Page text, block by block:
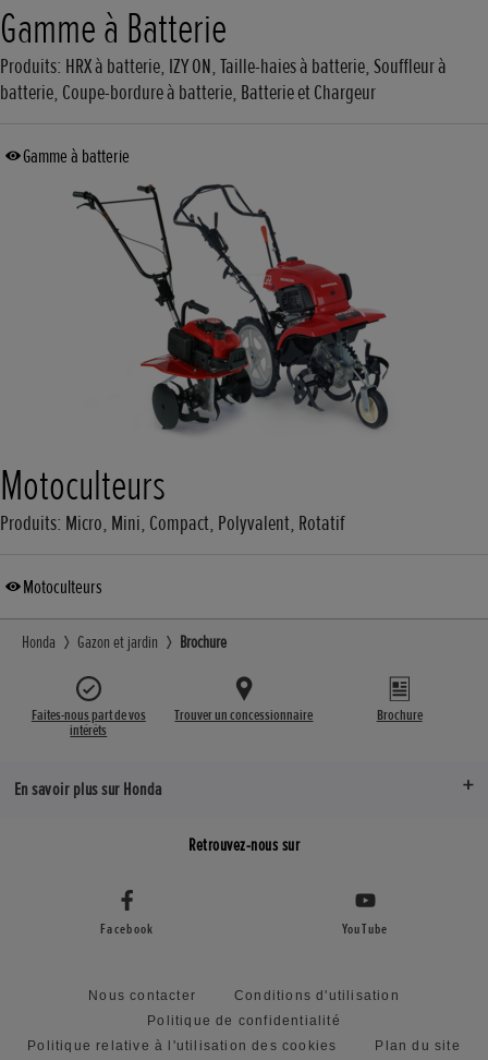
Gamme à Batterie
Produits: HRX à batterie, IZY ON, Taille-haies à batterie, Souffleur à
batterie, Coupe-bordure à batterie, Batterie et Chargeur
Gamme à batterie
Motoculteurs
Produits: Micro, Mini, Compact, Polyvalent, Rotatif
Motoculteurs
Honda Gazon et jardin Brochure
Faites-nous part de vos
intérêts
Trouver un concessionnaire Brochure
En savoir plus sur Honda
Retrouvez-nous sur
Facebook YouTube
Nous contacter
Conditions d'utilisation
Politique de confidentialité
Politique relative à l'utilisation des cookies
Plan du site